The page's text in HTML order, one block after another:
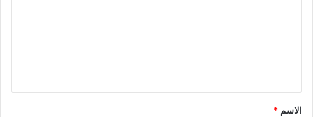
*
الاسم *